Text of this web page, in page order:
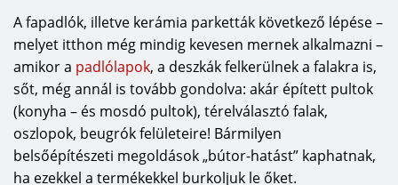
A fapadlók, illetve kerámia parketták következő lépése –
melyet itthon még mindig kevesen mernek alkalmazni –
amikor a padlólapok, a deszkák felkerülnek a falakra is,
sőt, még annál is tovább gondolva: akár épített pultok
(konyha – és mosdó pultok), térelválasztó falak,
oszlopok, beugrók felületeire! Bármilyen
belsőépítészeti megoldások „bútor-hatást” kaphatnak,
ha ezekkel a termékekkel burkoljuk le őket.